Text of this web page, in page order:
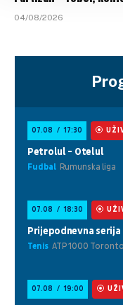
04/08/2026